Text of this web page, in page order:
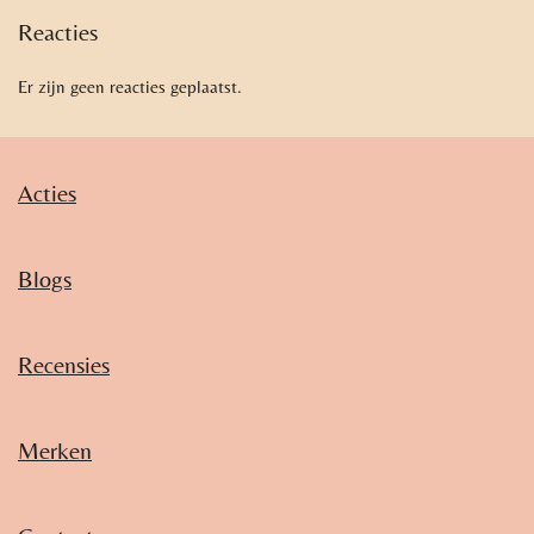
Reacties
Er zijn geen reacties geplaatst.
Acties
Blogs
Recensies
Merken